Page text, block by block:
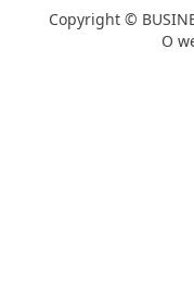
Copyright ©